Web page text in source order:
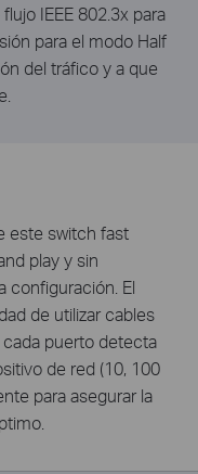
IEEE 802.3x para
para el modo Half
del tráfico y a que
este switch fast
play y sin
configuración. El
de utilizar cables
puerto detecta
de red (10, 100
para asegurar la